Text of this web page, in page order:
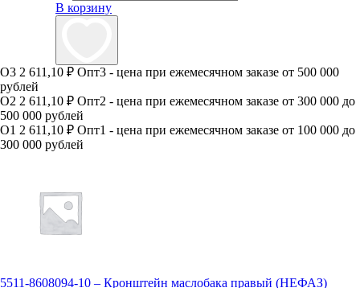
В корзину
О3 2 611,10 ₽ Опт3 - цена при ежемесячном заказе от 500 000
рублей
О2 2 611,10 ₽ Опт2 - цена при ежемесячном заказе от 300 000 до
500 000 рублей
О1 2 611,10 ₽ Опт1 - цена при ежемесячном заказе от 100 000 до
300 000 рублей
5511-8608094-10 – Кронштейн маслобака правый (НЕФАЗ)